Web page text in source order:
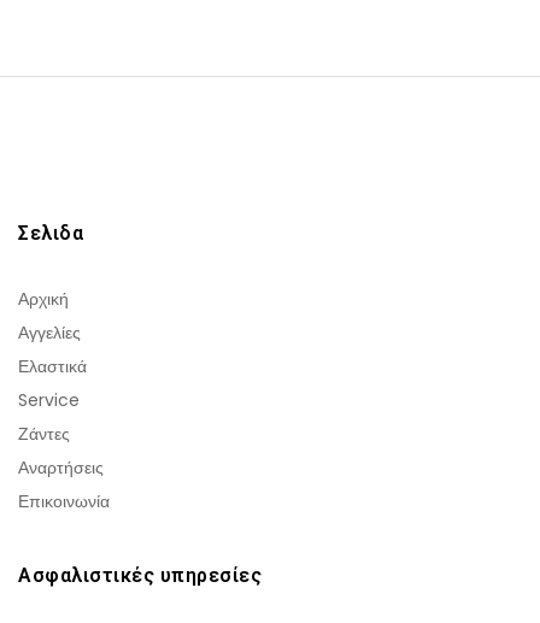
Σελιδα
Αρχική
Αγγελίες
Ελαστικά
Service
Ζάντες
Αναρτήσεις
Επικοινωνία
Ασφαλιστικές υπηρεσίες